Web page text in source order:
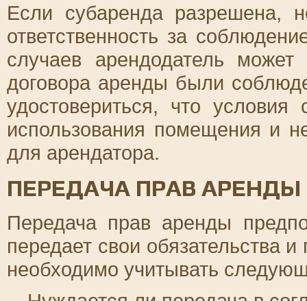
Если субаренда разрешена,
ответственность за
случаев арендодатель
договора аренды были
удостовериться, что
использования помещения и
для арендатора.
ПЕРЕДАЧА ПРАВ АРЕНДЫ
Передача прав аренды
передает свои обязательства
необходимо учитывать